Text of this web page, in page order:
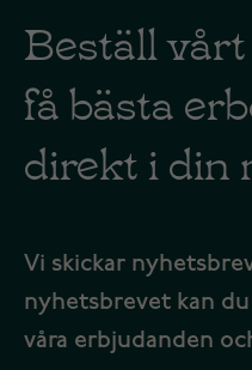
Beställ
få bästa
direkt i din
Vi skickar
nyhetsbrevet kan
våra erbjudanden